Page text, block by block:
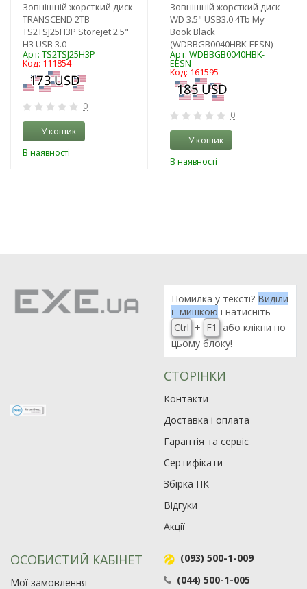
Зовнішній жорсткий диск
TRANSCEND 2TB
TS2TSJ25H3P Storejet 2.5"
H3 USB 3.0
Арт: TS2TSJ25H3P
Код: 111854
0
У кошик
В наявності
Зовнішній жорсткий диск
WD 3.5" USB3.0 4Tb My
Book Black
(WDBBGB0040HBK-EESN)
Арт: WDBBGB0040HBK-
EESN
Код: 161595
0
У кошик
В наявності
Помилка у тексті? Виділи
її мишкою і натисніть
Ctrl + F1
або клікни по
цьому блоку!
СТОРІНКИ
Контакти
Доставка і оплата
Гарантія та сервіс
Сертифікати
Збірка ПК
Відгуки
Акції
ОСОБИСТИЙ КАБІНЕТ
Мої замовлення
(093) 500-1-009
(044) 500-1-005